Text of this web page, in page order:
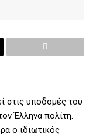
στις υποδομές του
Έλληνα πολίτη.
ο ιδιωτικός